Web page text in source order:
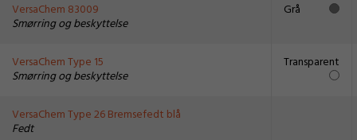
VersaChem 83009
Smørring og beskyttelse
Grå
VersaChem Type 15
Smørring og beskyttelse
Transparent
VersaChem Type 26 Bremsefedt blå
Fedt